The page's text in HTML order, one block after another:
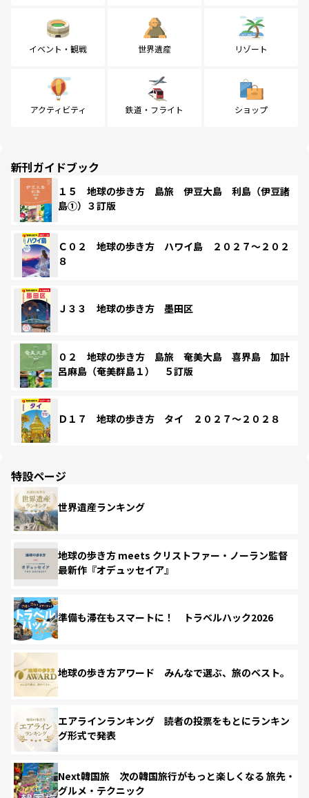
イベント・観戦 世界遺産 リゾート
アクティビティ 鉄道・フライト ショップ
新刊ガイドブック
１５ 地球の歩き方 島旅 伊豆大島 利島（伊豆諸
島①）３訂版
Ｃ０２ 地球の歩き方 ハワイ島 ２０２７～２０２
８
Ｊ３３ 地球の歩き方 墨田区
０２ 地球の歩き方 島旅 奄美大島 喜界島 加計
呂麻島（奄美群島１） ５訂版
Ｄ１７ 地球の歩き方 タイ ２０２７～２０２８
特設ページ
世界遺産ランキング
地球の歩き方 meets クリストファー・ノーラン監督
最新作『オデュッセイア』
準備も滞在もスマートに！ トラベルハック2026
地球の歩き方アワード みんなで選ぶ、旅のベスト。
エアラインランキング 読者の投票をもとにランキン
グ形式で発表
Next韓国旅 次の韓国旅行がもっと楽しくなる 旅先・
グルメ・テクニック